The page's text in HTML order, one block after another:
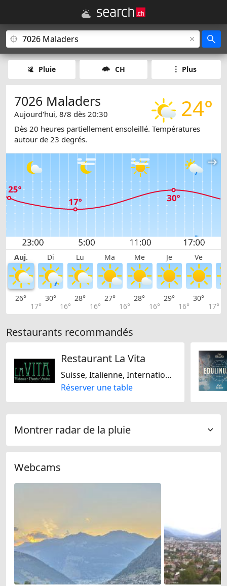
Pluie CH Plus
24°
7026 Maladers
Aujourd'hui, 8/8 dès 20:30
Dès 20 heures partiellement ensoleillé. Températures
autour de 23 degrés.
Auj. Di Lu Ma Me Je Ve
26°
17°
30°
16°
28°
16°
27°
16°
28°
16°
29°
16°
30°
17°
Restaurants recommandés
Restaurant La Vita
Suisse, Italienne, Internationale, Méditarranéenne
Réserver une table
Montrer radar de la pluie
Webcams